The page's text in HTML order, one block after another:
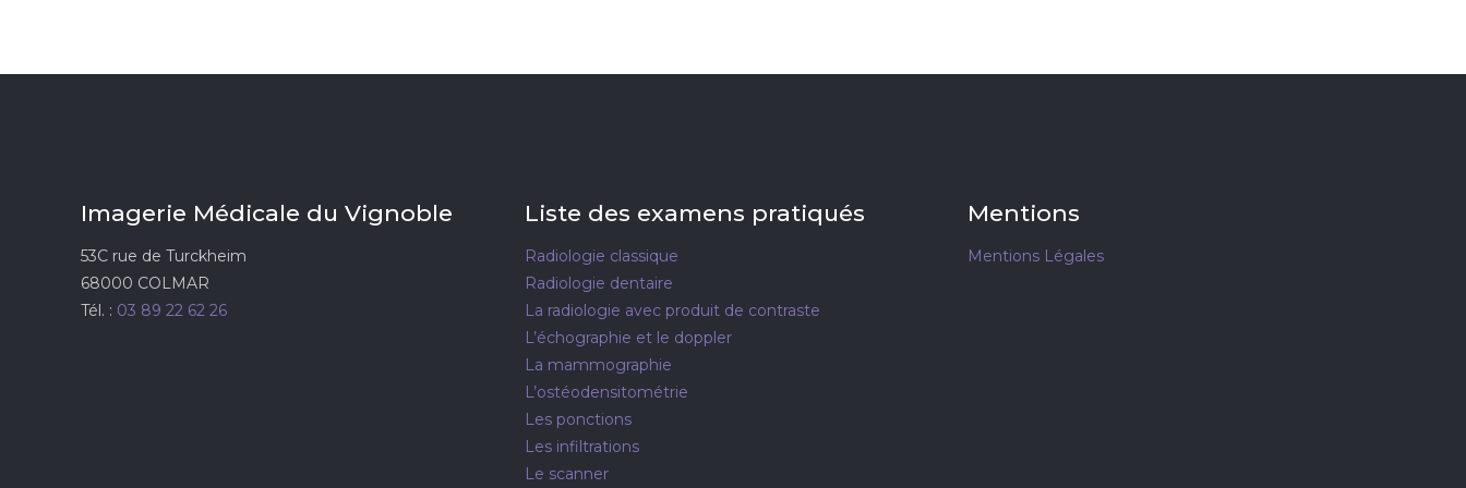
Imagerie Médicale du Vignoble
53C rue de Turckheim
68000 COLMAR
Tél. : 03 89 22 62 26
Liste des examens pratiqués
Radiologie classique
Radiologie dentaire
La radiologie avec produit de contraste
L’échographie et le doppler
La mammographie
L’ostéodensitométrie
Les ponctions
Les infiltrations
Le scanner
Mentions
Mentions Légales